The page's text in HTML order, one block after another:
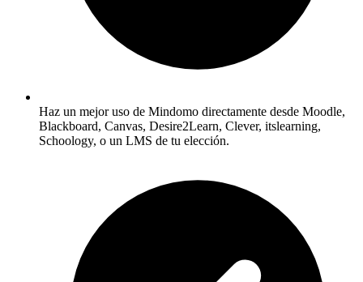
Haz un mejor uso de Mindomo directamente desde Moodle,
Blackboard, Canvas, Desire2Learn, Clever, itslearning,
Schoology, o un LMS de tu elección.